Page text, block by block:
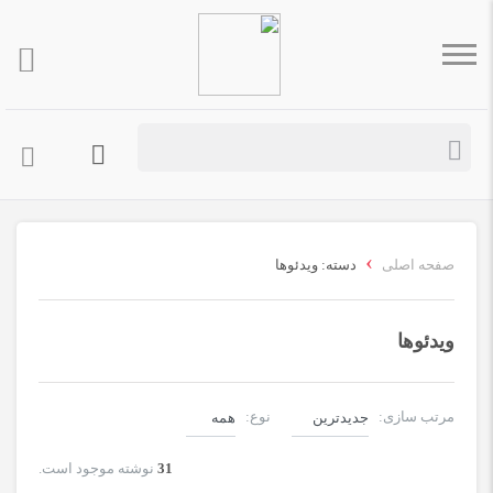
صفحه اصلی › دسته: ویدئوها
ویدئوها
مرتب سازی: نوع:
31 نوشته موجود است.